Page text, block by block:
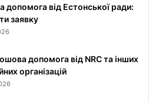
допомога від Естонської ради:
заявку
допомога від NRC та інших
організацій